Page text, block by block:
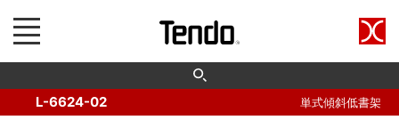
L-6624-02 単式傾斜低書架